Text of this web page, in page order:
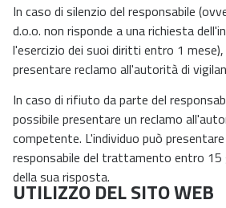
In caso di silenzio del responsabile
d.o.o. non risponde a una richiesta
l'esercizio dei suoi diritti entro 1
presentare reclamo all'autorità di
In caso di rifiuto da parte del
possibile presentare un reclamo
competente. L'individuo può
responsabile del trattamento entro 15
della sua risposta.
UTILIZZO DEL SITO WEB